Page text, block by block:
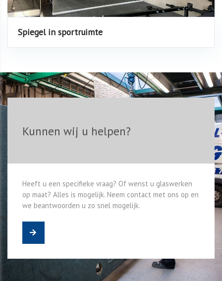
Spiegel in sportruimte
Kunnen wij u helpen?
Heeft u een specifieke vraag? Of wenst u glaswerken
op maat? Alles is mogelijk. Neem contact met ons op en
we beantwoorden u zo snel mogelijk.